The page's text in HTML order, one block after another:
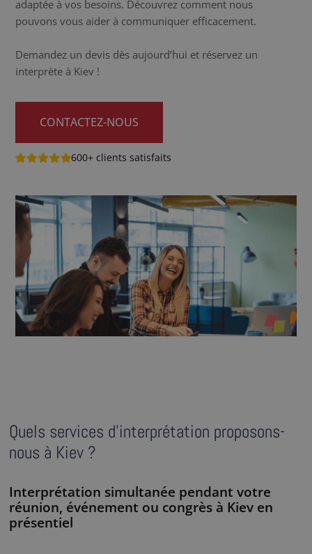
adaptée à vos besoins. Découvrez comment nous
pouvons vous aider à communiquer efficacement.
Demandez un devis dès aujourd’hui et réservez un
interprète à Kiev !
CONTACTEZ-NOUS
600+ clients satisfaits
Quels services d’interprétation proposons-
nous à Kiev ?
Interprétation simultanée pendant votre
réunion, événement ou congrès à Kiev en
présentiel